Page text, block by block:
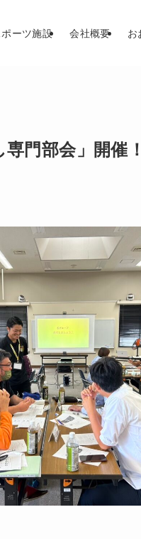
ポーツ施設 会社概要 お
門部会」開催